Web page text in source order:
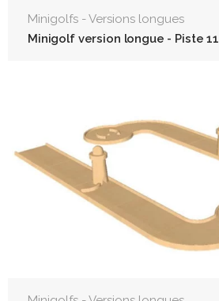
Minigolfs - Versions longues
Minigolf version longue - Piste 11